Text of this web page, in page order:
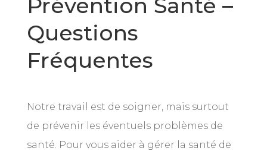
Prévention Santé –
Questions
Fréquentes
Notre travail est de soigner, mais surtout
de prévenir les éventuels problèmes de
santé. Pour vous aider à gérer la santé de